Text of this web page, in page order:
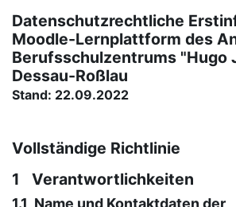
Datenschutzrechtliche
Moodle-Lernplattform des
Berufsschulzentrums "Hugo
Dessau-Roßlau
Stand: 22.09.2022
Vollständige Richtlinie
1 Verantwortlichkeiten
1.1 Name und Kontaktdaten der